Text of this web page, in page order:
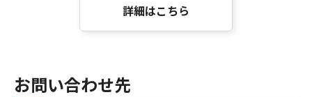
詳細はこちら
お問い合わせ先